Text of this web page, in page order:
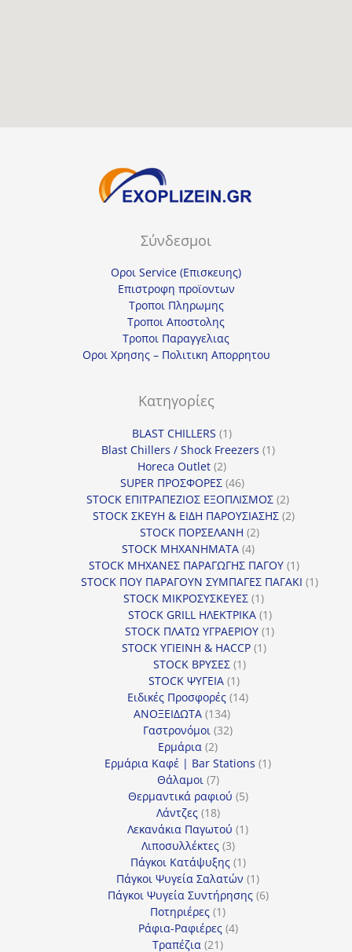
Σύνδεσμοι
Οροι Service (Επισκευης)
Επιστροφη προϊοντων
Τροποι Πληρωμης
Τροποι Αποστολης
Τροποι Παραγγελιας
Οροι Χρησης – Πολιτικη Απορρητου
Κατηγορίες
BLAST CHILLERS 11
προϊόν
Blast Chillers / Shock Freezers 11
Horeca Outlet 22
προϊόντα
SUPER ΠΡΟΣΦΟΡΕΣ 4646
προϊόντα
STOCK ΕΠΙΤΡΑΠΕΖΙΟΣ ΕΞΟΠΛΙΣΜΟΣ 22
προϊόντα
STOCK ΣΚΕΥΗ & ΕΙΔΗ ΠΑΡΟΥΣΙΑΣΗΣ 22
STOCK ΠΟΡΣΕΛΑΝΗ 22
STOCK ΜΗΧΑΝΗΜΑΤΑ 44
προϊόντα
STOCK ΜΗΧΑΝΕΣ ΠΑΡΑΓΩΓΗΣ ΠΑΓΟΥ 11
προϊόν
STOCK ΠΟΥ ΠΑΡΑΓΟΥΝ ΣΥΜΠΑΓΕΣ ΠΑΓΑΚΙ 11
STOCK ΜΙΚΡΟΣΥΣΚΕΥΕΣ 11
προϊόν
STOCK GRILL ΗΛΕΚΤΡΙΚΑ 11
προϊόν
STOCK ΠΛΑΤΩ ΥΓΡΑΕΡΙΟΥ 11
STOCK ΥΓΙΕΙΝΗ & HACCP 11
STOCK ΒΡΥΣΕΣ 11
STOCK ΨΥΓΕΙΑ 11
προϊόν
Ειδικές Προσφορές 1414
ΑΝΟΞΕΙΔΩΤΑ 134134
προϊόντα
Γαστρονόμοι 3232
Ερμάρια 22
προϊόντα
Ερμάρια Καφέ | Bar Stations 11
Θάλαμοι 77
προϊόντα
Θερμαντικά ραφιού 55
Λάντζες 1818
προϊόντα
Λεκανάκια Παγωτού 11
Λιποσυλλέκτες 33
προϊόντα
Πάγκοι Κατάψυξης 11
προϊόν
Πάγκοι Ψυγεία Σαλατών 11
προϊόν
Πάγκοι Ψυγεία Συντήρησης 66
Ποτηριέρες 11
προϊόν
Ράφια-Ραφιέρες 44
Τραπέζια 2121